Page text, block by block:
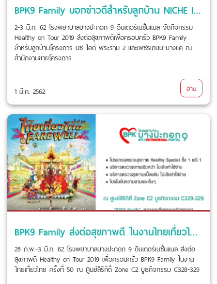
BPK9 Family บอกข่าวดีสำหรับลูกบ้าน NICHE ID พระราม 2, เพชรเกษม-บางแค
2-3 มี.ค. 62 โรงพยาบาลบางปะกอก 9 อินเตอร์เนชั่นแนล จัดกิจกรรม
Healthy on Tour 2019 ส่งต่อสุขภาพดีเพื่อครอบครัว BPK9 Family
สำหรับลูกบ้านโครงการ นิช ไอดี พระราม 2 และเพชรเกษม-บางแค ณ
สำนักงานขายโครงการ
1 มี.ค. 2562 อ่าน
BPK9 Family ส่งต่อสุขภาพดี ในงานไทยเที่ยวไทย ครั้งที่ 50
28 ก.พ.-3 มี.ค. 62 โรงพยาบาลบางปะกอก 9 อินเตอร์เนชั่นแนล ส่งต่อ
สุขภาพดี Healthy on Tour 2019 เพื่อครอบครัว BPK9 Family ในงาน
ไทยเที่ยวไทย ครั้งที่ 50 ณ ศูนย์สิริกิติ์ Zone C2 บูธกิจกรรม C328-329